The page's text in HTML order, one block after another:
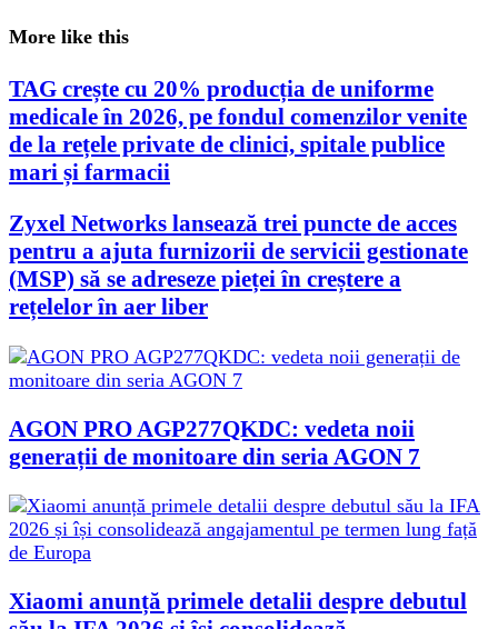
More like this
TAG crește cu 20% producția de uniforme
medicale în 2026, pe fondul comenzilor venite
de la rețele private de clinici, spitale publice
mari și farmacii
Zyxel Networks lansează trei puncte de acces
pentru a ajuta furnizorii de servicii gestionate
(MSP) să se adreseze pieței în creștere a
rețelelor în aer liber
AGON PRO AGP277QKDC: vedeta noii
generații de monitoare din seria AGON 7
Xiaomi anunță primele detalii despre debutul